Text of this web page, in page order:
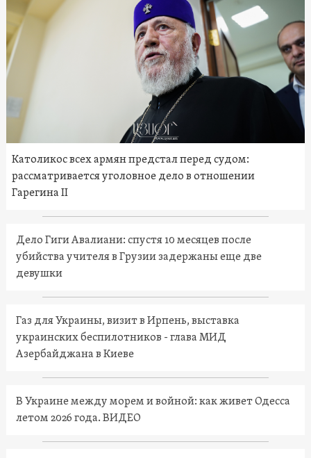
Католикос всех армян предстал перед судом:
рассматривается уголовное дело в отношении
Гарегина II
Дело Гиги Авалиани: спустя 10 месяцев после
убийства учителя в Грузии задержаны еще две
девушки
Газ для Украины, визит в Ирпень, выставка
украинских беспилотников - глава МИД
Азербайджана в Киеве
В Украине между морем и войной: как живет Одесса
летом 2026 года. ВИДЕО